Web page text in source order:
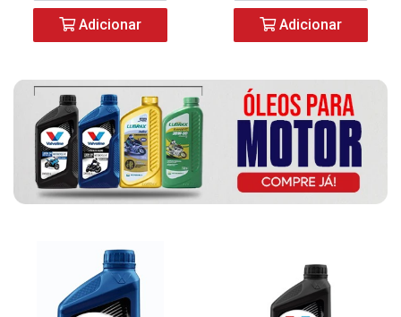
Adicionar Adicionar